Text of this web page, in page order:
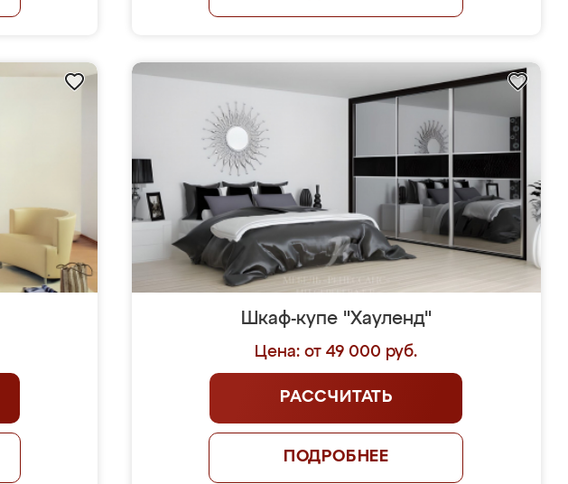
Шкаф-купе "Хауленд"
Цена: от 49 000 руб.
РАССЧИТАТЬ
ПОДРОБНЕЕ